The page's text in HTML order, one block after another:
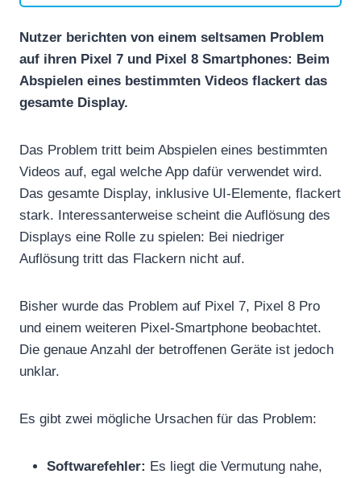
Nutzer berichten von einem seltsamen Problem
auf ihren Pixel 7 und Pixel 8 Smartphones: Beim
Abspielen eines bestimmten Videos flackert das
gesamte Display.
Das Problem tritt beim Abspielen eines bestimmten
Videos auf, egal welche App dafür verwendet wird.
Das gesamte Display, inklusive UI-Elemente, flackert
stark. Interessanterweise scheint die Auflösung des
Displays eine Rolle zu spielen: Bei niedriger
Auflösung tritt das Flackern nicht auf.
Bisher wurde das Problem auf Pixel 7, Pixel 8 Pro
und einem weiteren Pixel-Smartphone beobachtet.
Die genaue Anzahl der betroffenen Geräte ist jedoch
unklar.
Es gibt zwei mögliche Ursachen für das Problem:
Softwarefehler: Es liegt die Vermutung nahe,